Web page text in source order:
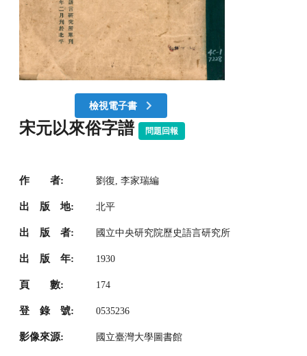
檢視電子書
宋元以來俗字譜 問題回報
作 者: 劉復, 李家瑞編
出 版 地: 北平
出 版 者: 國立中央研究院歷史語言研究所
出 版 年: 1930
頁 數: 174
登 錄 號: 0535236
影像來源: 國立臺灣大學圖書館